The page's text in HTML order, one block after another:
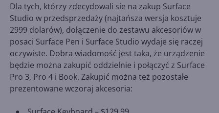
Dla tych, którzy zdecydowali sie na zakup Surface
Studio w przedsprzedaży (najtańsza wersja kosztuje
2999 dolarów), dołączenie do zestawu akcesoriów w
posaci Surface Pen i Surface Studio wydaje się raczej
oczywiste. Dobra wiadomość jest taka, że urządzenie
będzie można zakupić oddzielnie i połączyć z Surface
Pro 3, Pro 4 i Book. Zakupić można też pozostałe
prezentowane wczoraj akcesoria: